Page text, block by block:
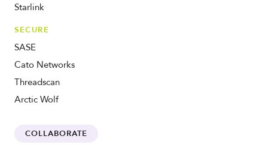
Starlink
SECURE
SASE
Cato Networks
Threadscan
Arctic Wolf
COLLABORATE